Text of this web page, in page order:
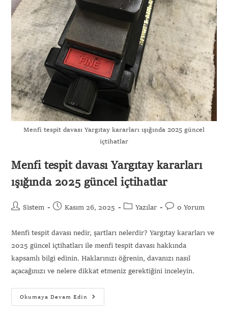
Menfi tespit davası Yargıtay kararları ışığında 2025 güncel
içtihatlar
Menfi tespit davası Yargıtay kararları
ışığında 2025 güncel içtihatlar
Sistem Kasım 26, 2025 Yazılar 0 Yorum
Menfi tespit davası nedir, şartları nelerdir? Yargıtay kararları ve
2025 güncel içtihatları ile menfi tespit davası hakkında
kapsamlı bilgi edinin. Haklarınızı öğrenin, davanızı nasıl
açacağınızı ve nelere dikkat etmeniz gerektiğini inceleyin.
Okumaya Devam Edin